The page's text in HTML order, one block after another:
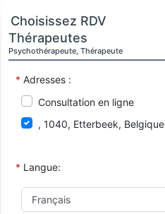
Choisissez RDV
Thérapeutes
Psychothérapeute, Thérapeute
* Adresses :
Consultation en ligne
, 1040, Etterbeek, Belgique
* Langue: